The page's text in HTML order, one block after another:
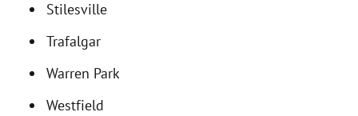
Stilesville
Trafalgar
Warren Park
Westfield